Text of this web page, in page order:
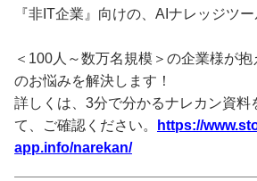
『非IT企業』向けの、AIナレッジツー
＜100人～数万名規模＞の企業様が
のお悩みを解決します！
詳しくは、3分で分かるナレカン資料
て、ご確認ください。
https://
app.info/narekan/